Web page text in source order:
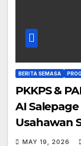
BERITA SEMASA
PKKPS &
AI
Usahawan
MAY 19, 2026